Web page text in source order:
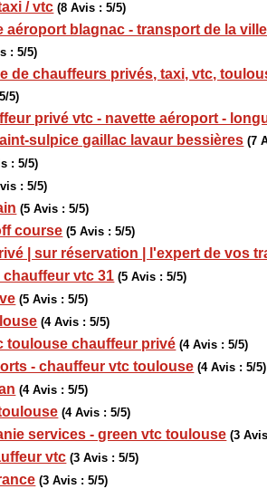
/ vtc (8 Avis : 5/5)
aéroport blagnac - transport de la
: 5/5)
de chauffeurs privés, taxi, vtc,
5)
privé vtc - navette aéroport -
sulpice gaillac lavaur bessières (7
: 5/5)
: 5/5)
(5 Avis : 5/5)
course (5 Avis : 5/5)
| sur réservation | l'expert de vos
vtc 31 (5 Avis : 5/5)
(5 Avis : 5/5)
(4 Avis : 5/5)
toulouse chauffeur privé (4 Avis : 5/5)
- chauffeur vtc toulouse (4 Avis : 5/5)
(4 Avis : 5/5)
(4 Avis : 5/5)
services - green vtc toulouse (3
vtc (3 Avis : 5/5)
(3 Avis : 5/5)